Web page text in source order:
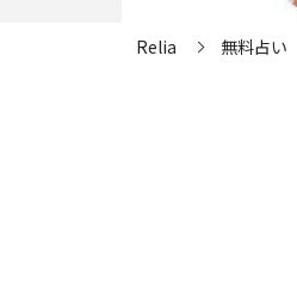
Relia 無料占い